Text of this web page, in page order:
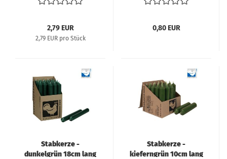
2,79 EUR
2,79 EUR pro Stück
0,80 EUR
Stabkerze -
dunkelgrün 18cm lang
Stabkerze -
kieferngrün 10cm lang